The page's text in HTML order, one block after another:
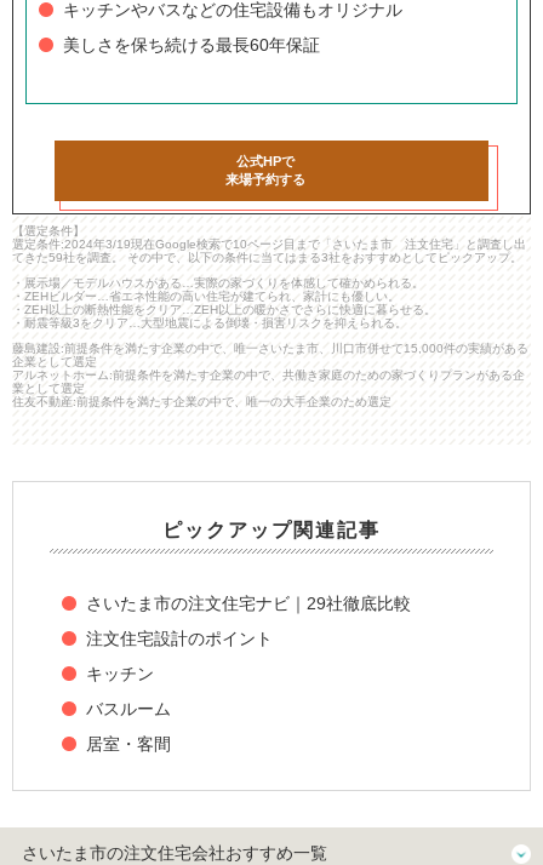
キッチンやバスなどの住宅設備もオリジナル
美しさを保ち続ける最長60年保証
公式HPで
来場予約する
【選定条件】
選定条件:2024年3/19現在Google検索で10ページ目まで「さいたま市 注文住宅」と調査し出
てきた59社を調査。 その中で、以下の条件に当てはまる3社をおすすめとしてピックアップ。
・展示場／モデルハウスがある…実際の家づくりを体感して確かめられる。
・ZEHビルダー…省エネ性能の高い住宅が建てられ、家計にも優しい。
・ZEH以上の断熱性能をクリア…ZEH以上の暖かさでさらに快適に暮らせる。
・耐震等級3をクリア…大型地震による倒壊・損害リスクを抑えられる。
藤島建設:前提条件を満たす企業の中で、唯一さいたま市、川口市併せて15,000件の実績がある
企業として選定
アルネットホーム:前提条件を満たす企業の中で、共働き家庭のための家づくりプランがある企
業として選定
住友不動産:前提条件を満たす企業の中で、唯一の大手企業のため選定
ピックアップ関連記事
さいたま市の注文住宅ナビ｜29社徹底比較
注文住宅設計のポイント
キッチン
バスルーム
居室・客間
さいたま市の注文住宅会社おすすめ一覧